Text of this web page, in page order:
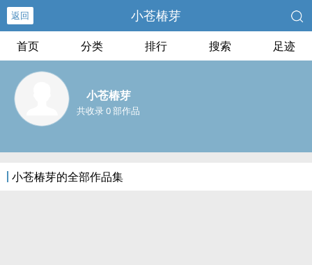
返回 小苍椿芽
首页 分类 排行 搜索 足迹
小苍椿芽
共收录 0 部作品
小苍椿芽的全部作品集